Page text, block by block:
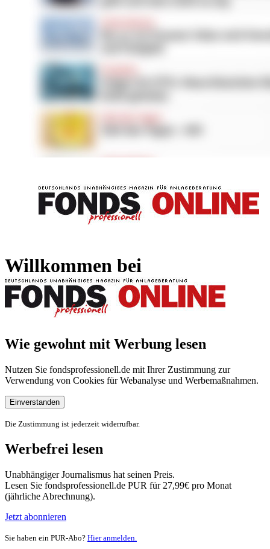
Willkommen bei
Wie gewohnt mit Werbung lesen
Nutzen Sie fondsprofessionell.de mit Ihrer Zustimmung zur
Verwendung von Cookies für Webanalyse und Werbemaßnahmen.
Einverstanden
Die Zustimmung ist jederzeit widerrufbar.
Werbefrei lesen
Unabhängiger Journalismus hat seinen Preis.
Lesen Sie fondsprofessionell.de PUR für 27,99€ pro Monat
(jährliche Abrechnung).
Jetzt abonnieren
Sie haben ein PUR-Abo? Hier anmelden.